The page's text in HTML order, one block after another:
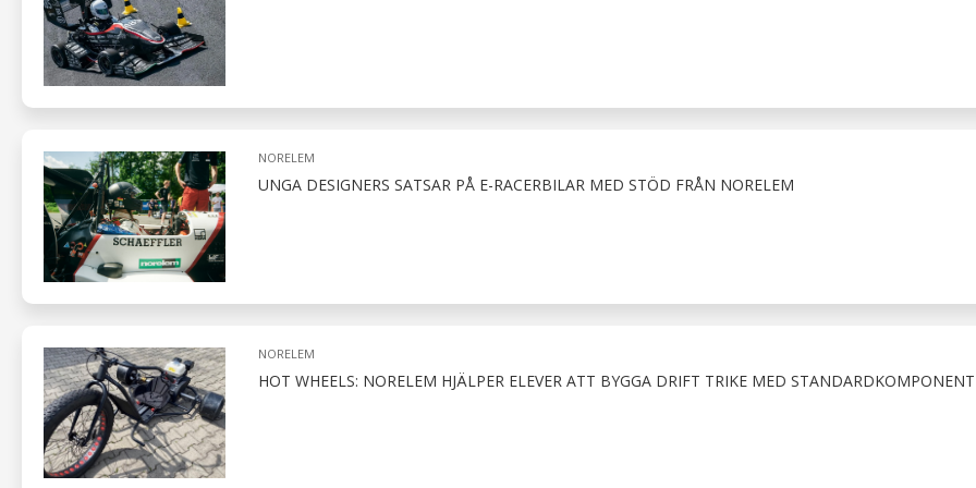
NORELEM
UNGA DESIGNERS SATSAR PÅ E-RACERBILAR MED STÖD FRÅN NORELEM
NORELEM
HOT WHEELS: NORELEM HJÄLPER ELEVER ATT BYGGA DRIFT TRIKE MED